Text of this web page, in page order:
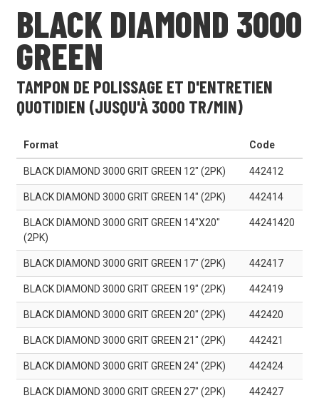
BLACK DIAMOND 3000
GREEN
TAMPON DE POLISSAGE ET D'ENTRETIEN
QUOTIDIEN (JUSQU'À 3000 TR/MIN)
Format Code
BLACK DIAMOND 3000 GRIT GREEN 12" (2PK) 442412
BLACK DIAMOND 3000 GRIT GREEN 14" (2PK) 442414
BLACK DIAMOND 3000 GRIT GREEN 14"X20"
(2PK)
44241420
BLACK DIAMOND 3000 GRIT GREEN 17" (2PK) 442417
BLACK DIAMOND 3000 GRIT GREEN 19" (2PK) 442419
BLACK DIAMOND 3000 GRIT GREEN 20" (2PK) 442420
BLACK DIAMOND 3000 GRIT GREEN 21" (2PK) 442421
BLACK DIAMOND 3000 GRIT GREEN 24" (2PK) 442424
BLACK DIAMOND 3000 GRIT GREEN 27" (2PK) 442427